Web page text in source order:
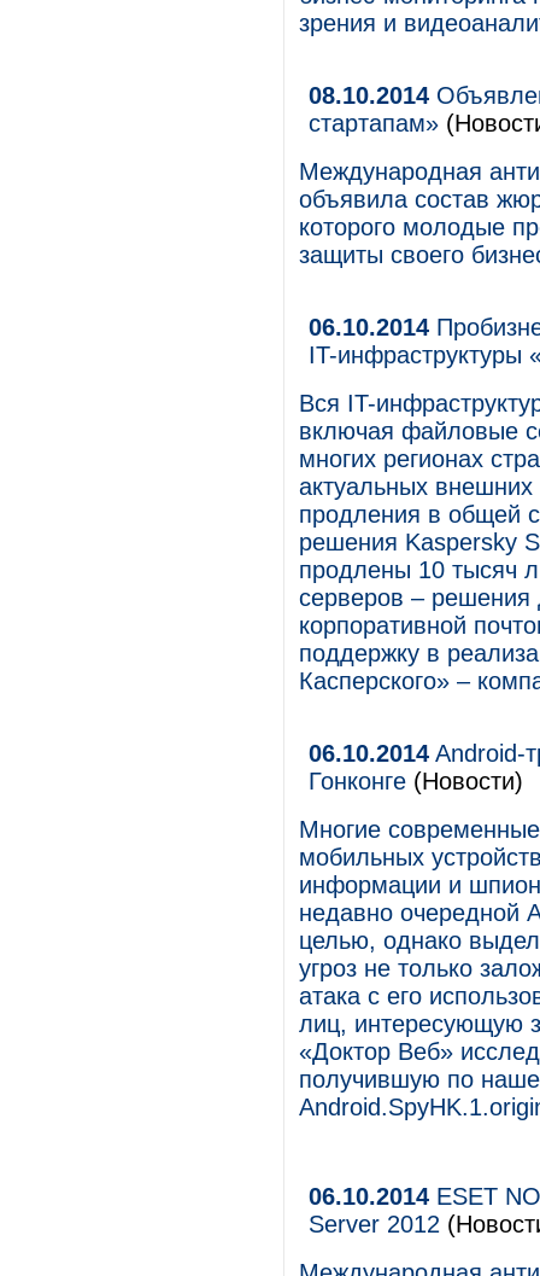
зрения и
08.10.2014
стартапам»
Международная
объявила состав
которого молодые
защиты своего
06.10.2014
IT-инфраструктуры
Вся IT-
включая файловые
многих регионах
актуальных внешних
продления в общей
решения Kaspersky
продлены 10 тысяч
серверов – решения
корпоративной
поддержку в
Касперского» –
06.10.2014 Android-
Гонконге (Новости)
Многие
мобильных
информации и
недавно очередной
целью, однако
угроз не только
атака с его
лиц, интересующую
«Доктор Веб»
получившую по
06.10.2014 ESET
Server 2012